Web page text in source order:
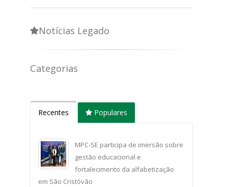
Notícias Legado
Categorias
Recentes Populares
MPC-SE participa de imersão sobre
gestão educacional e
fortalecimento da alfabetização
em São Cristóvão